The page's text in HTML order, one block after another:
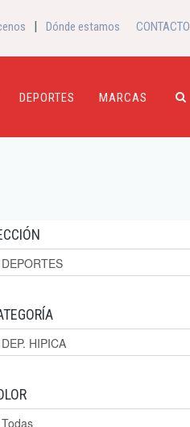
| Dónde estamos CONTACTO
DEPORTES MARCAS